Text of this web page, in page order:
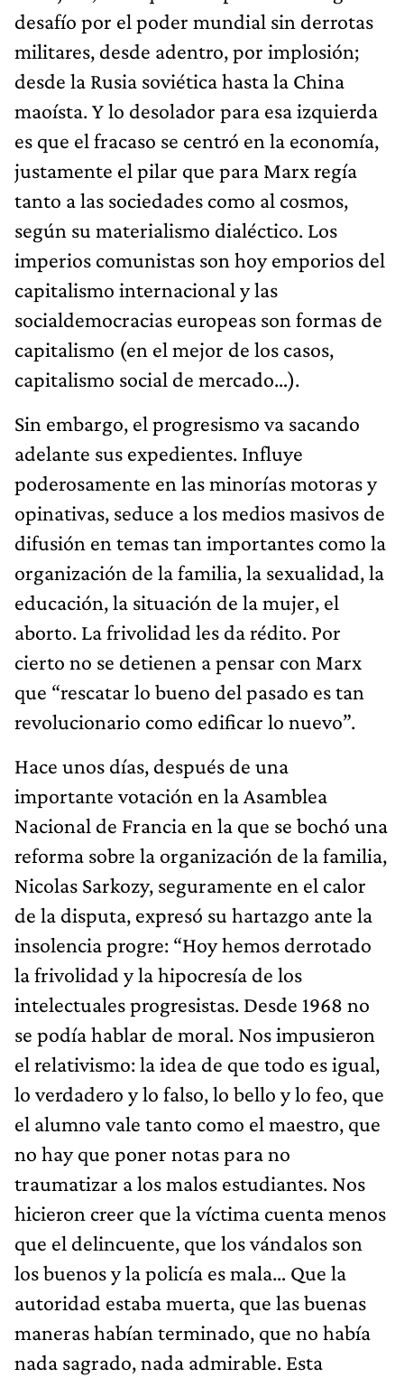
desafío por el poder mundial sin derrotas
militares, desde adentro, por implosión;
desde la Rusia soviética hasta la China
maoísta. Y lo desolador para esa izquierda
es que el fracaso se centró en la economía,
justamente el pilar que para Marx regía
tanto a las sociedades como al cosmos,
según su materialismo dialéctico. Los
imperios comunistas son hoy emporios del
capitalismo internacional y las
socialdemocracias europeas son formas de
capitalismo (en el mejor de los casos,
capitalismo social de mercado…).
Sin embargo, el progresismo va sacando
adelante sus expedientes. Influye
poderosamente en las minorías motoras y
opinativas, seduce a los medios masivos de
difusión en temas tan importantes como la
organización de la familia, la sexualidad, la
educación, la situación de la mujer, el
aborto. La frivolidad les da rédito. Por
cierto no se detienen a pensar con Marx
que “rescatar lo bueno del pasado es tan
revolucionario como edificar lo nuevo”.
Hace unos días, después de una
importante votación en la Asamblea
Nacional de Francia en la que se bochó una
reforma sobre la organización de la familia,
Nicolas Sarkozy, seguramente en el calor
de la disputa, expresó su hartazgo ante la
insolencia progre: “Hoy hemos derrotado
la frivolidad y la hipocresía de los
intelectuales progresistas. Desde 1968 no
se podía hablar de moral. Nos impusieron
el relativismo: la idea de que todo es igual,
lo verdadero y lo falso, lo bello y lo feo, que
el alumno vale tanto como el maestro, que
no hay que poner notas para no
traumatizar a los malos estudiantes. Nos
hicieron creer que la víctima cuenta menos
que el delincuente, que los vándalos son
los buenos y la policía es mala… Que la
autoridad estaba muerta, que las buenas
maneras habían terminado, que no había
nada sagrado, nada admirable. Esta